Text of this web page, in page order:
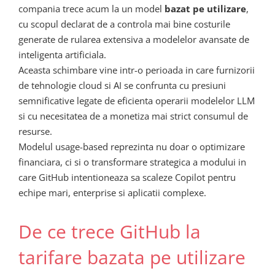
compania trece acum la un model bazat pe utilizare,
cu scopul declarat de a controla mai bine costurile
generate de rularea extensiva a modelelor avansate de
inteligenta artificiala.
Aceasta schimbare vine intr-o perioada in care furnizorii
de tehnologie cloud si AI se confrunta cu presiuni
semnificative legate de eficienta operarii modelelor LLM
si cu necesitatea de a monetiza mai strict consumul de
resurse.
Modelul usage-based reprezinta nu doar o optimizare
financiara, ci si o transformare strategica a modului in
care GitHub intentioneaza sa scaleze Copilot pentru
echipe mari, enterprise si aplicatii complexe.
De ce trece GitHub la
tarifare bazata pe utilizare